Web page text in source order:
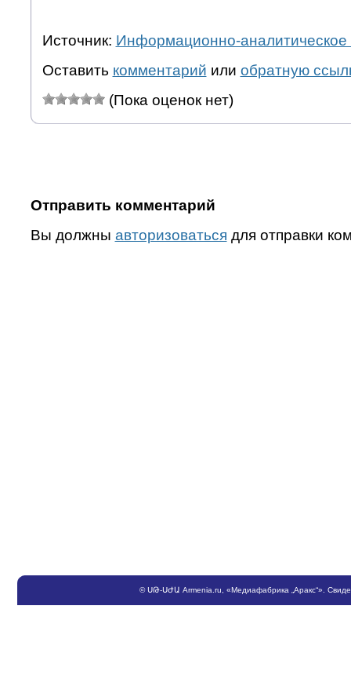
Источник: Информационно-аналитическое
Оставить комментарий или обратную
(Пока оценок нет)
Отправить комментарий
Вы должны авторизоваться для отправки
©ՍԹ-ՍԺԱ Armenia.ru , «Медиафабрика „Аракс“».